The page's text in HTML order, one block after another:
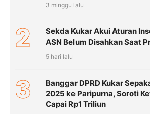
3 minggu lalu
2
Sekda Kukar Akui Aturan
ASN Belum Disahkan Saat
5 hari lalu
3
Banggar DPRD Kukar
2025 ke Paripurna, Soroti
Capai Rp1 Triliun